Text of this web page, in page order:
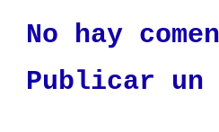
No hay
Publicar un